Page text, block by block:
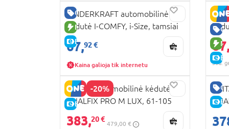
GERA KAINA
NAUJA PREKĖ
E-KAINA
KINDERKRAFT automobilinė
kėdutė I-COMFY, i-Size, tamsiai
pilka, KCICOM00DGR0000
67,92 €
Kaina galioja tik internetu
E-
87,
30d.
-20%
E-KAINA
BRITAX automobilinė kėdutė
DUALFIX PRO M LUX, 61-105
cm., Onyx black, 2000042131
383,20 €
479,00 €